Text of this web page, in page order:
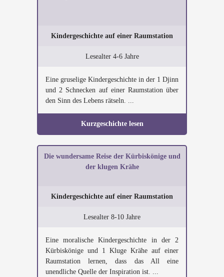
Kindergeschichte auf einer Raumstation
Lesealter 4-6 Jahre
Eine gruselige Kindergeschichte in der 1 Djinn
und 2 Schnecken auf einer Raumstation über
den Sinn des Lebens rätseln. ...
Kurzgeschichte lesen
Die wundersame Reise der Kürbiskönige und
der klugen Krähe
Kindergeschichte auf einer Raumstation
Lesealter 8-10 Jahre
Eine moralische Kindergeschichte in der 2
Kürbiskönige und 1 Kluge Krähe auf einer
Raumstation lernen, dass das All eine
unendliche Quelle der Inspiration ist. ...